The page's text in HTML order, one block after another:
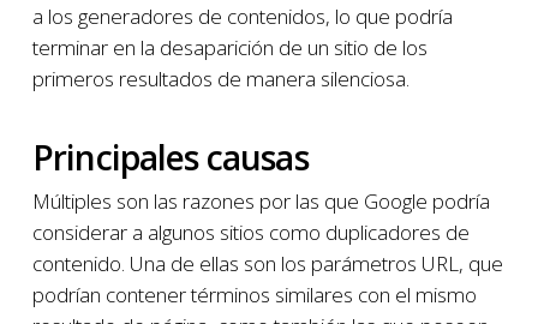
a los generadores de contenidos, lo que podría
terminar en la desaparición de un sitio de los
primeros resultados de manera silenciosa.
Principales causas
Múltiples son las razones por las que Google podría
considerar a algunos sitios como duplicadores de
contenido. Una de ellas son los parámetros URL, que
podrían contener términos similares con el mismo